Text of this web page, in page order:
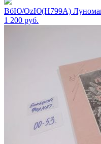
ВбЮ/OzЮ(Н799А)
1 200 руб.